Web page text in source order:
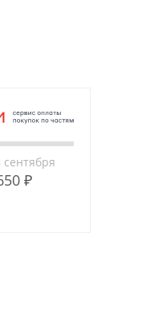
сентября
₽